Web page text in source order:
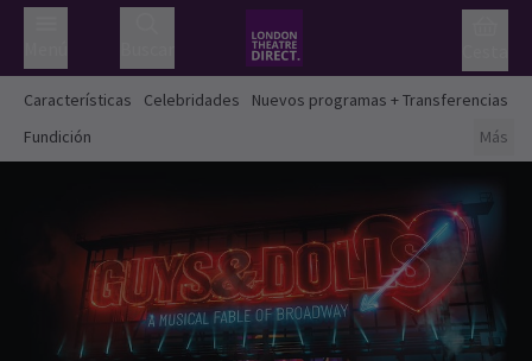
Características Celebridades
Nuevos programas + Transferencias
Fundición
Más